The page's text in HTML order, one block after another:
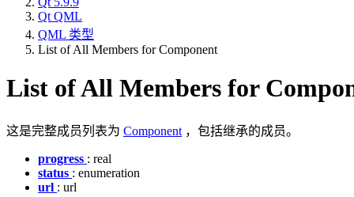
Qt QML
QML 类型
List of All Members for Component
List of All Members for
这是完整成员列表为 Component ，包括继承的成员。
progress : real
status : enumeration
url : url